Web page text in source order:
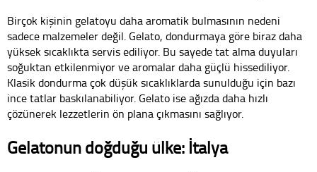
Birçok kişinin gelatoyu daha aromatik bulmasının nedeni
sadece malzemeler değil. Gelato, dondurmaya göre biraz daha
yüksek sıcaklıkta servis ediliyor. Bu sayede tat alma duyuları
soğuktan etkilenmiyor ve aromalar daha güçlü hissediliyor.
Klasik dondurma çok düşük sıcaklıklarda sunulduğu için bazı
ince tatlar baskılanabiliyor. Gelato ise ağızda daha hızlı
çözünerek lezzetlerin ön plana çıkmasını sağlıyor.
Gelatonun doğduğu ülke: İtalya